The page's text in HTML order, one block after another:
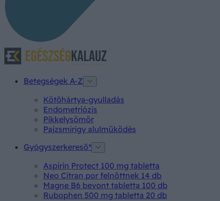
Betegségek A-Z
Kötőhártya-gyulladás
Endometriózis
Pikkelysömör
Pajzsmirigy alulműködés
Gyógyszerkereső*
Aspirin Protect 100 mg tabletta
Neo Citran por felnőttnek 14 db
Magne B6 bevont tabletta 100 db
Rubophen 500 mg tabletta 20 db